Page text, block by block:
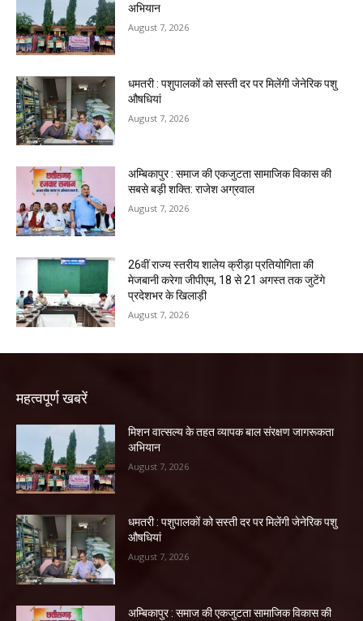
अभियान
August 7, 2026
धमतरी : पशुपालकों को सस्ती दर पर मिलेंगी जेनेरिक पशु
औषधियां
August 7, 2026
अम्बिकापुर : समाज की एकजुटता सामाजिक विकास की
सबसे बड़ी शक्ति: राजेश अग्रवाल
August 7, 2026
26वीं राज्य स्तरीय शालेय क्रीड़ा प्रतियोगिता की
मेजबानी करेगा जीपीएम, 18 से 21 अगस्त तक जुटेंगे
प्रदेशभर के खिलाड़ी
August 7, 2026
महत्वपूर्ण खबरें
मिशन वात्सल्य के तहत व्यापक बाल संरक्षण जागरूकता
अभियान
August 7, 2026
धमतरी : पशुपालकों को सस्ती दर पर मिलेंगी जेनेरिक पशु
औषधियां
August 7, 2026
अम्बिकापुर : समाज की एकजुटता सामाजिक विकास की